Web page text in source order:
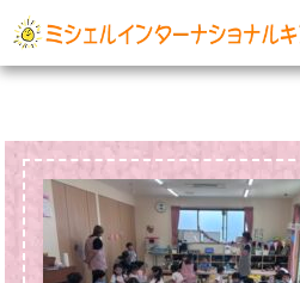
ーガーデン
TOP